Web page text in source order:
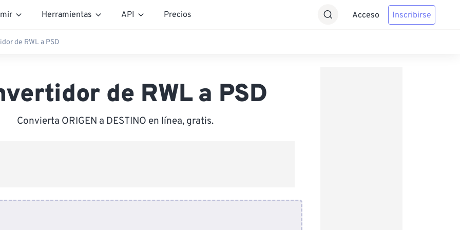
Herramientas API Precios Acceso Inscribirse
de RWL a PSD
de RWL a PSD
Convierta ORIGEN a DESTINO en línea, gratis.